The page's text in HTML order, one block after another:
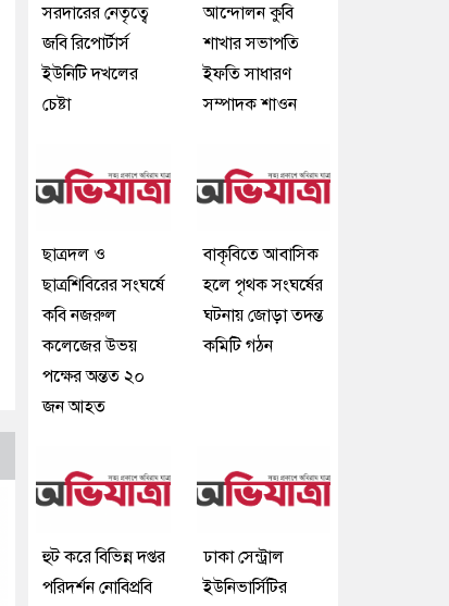
সরদারের নেতৃত্বে
জবি রিপোর্টার্স
ইউনিটি দখলের
চেষ্টা
আন্দোলন কুবি
শাখার সভাপতি
ইফতি সাধারণ
সম্পাদক শাওন
ছাত্রদল ও
ছাত্রশিবিরের সংঘর্ষে
কবি নজরুল
কলেজের উভয়
পক্ষের অন্তত ২০
জন আহত
বাকৃবিতে আবাসিক
হলে পৃথক সংঘর্ষের
ঘটনায় জোড়া তদন্ত
কমিটি গঠন
হুট করে বিভিন্ন দপ্তর
পরিদর্শন নোবিপ্রবি
ঢাকা সেন্ট্রাল
ইউনিভার্সিটির